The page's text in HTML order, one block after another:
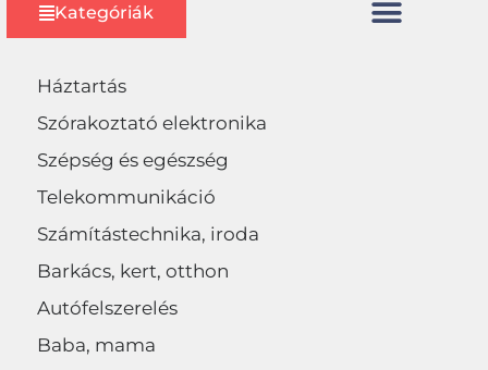
Kategóriák
Háztartás
Szórakoztató elektronika
Szépség és egészség
Telekommunikáció
Számítástechnika, iroda
Barkács, kert, otthon
Autófelszerelés
Baba, mama